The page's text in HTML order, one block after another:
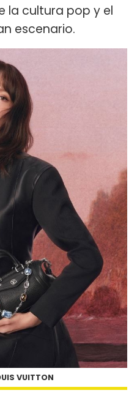
la cultura pop y el
escenario.
VUITTON